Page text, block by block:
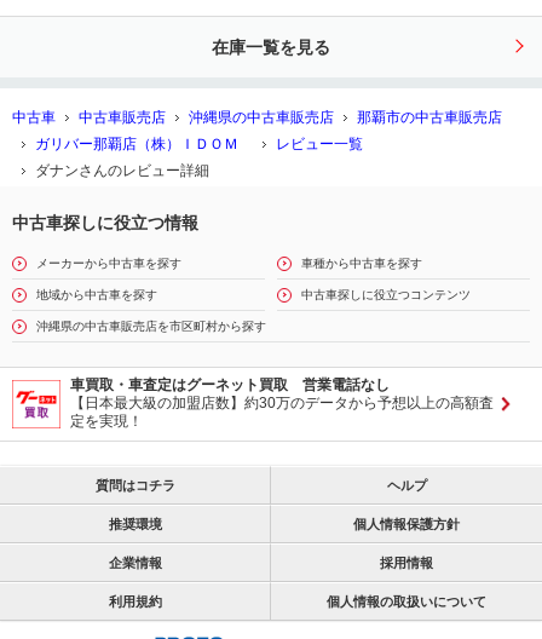
ットモニター
在庫一覧を見る
中古車 中古車販売店 沖縄県の中古車販売店
那覇市の中古車販売店
ガリバー那覇店（株）ＩＤＯＭ
レビュー一覧
ダナンさんのレビュー詳細
中古車探しに役立つ情報
メーカーから中古車を探す 車種から中古車を探す
地域から中古車を探す 中古車探しに役立つコンテンツ
沖縄県の中古車販売店を市区町村から探す
車買取・車査定はグーネット買取 営業電話なし
【日本最大級の加盟店数】約30万のデータから予想以上の高額査
定を実現！
質問はコチラ ヘルプ
推奨環境 個人情報保護方針
企業情報 採用情報
利用規約 個人情報の取扱いについて